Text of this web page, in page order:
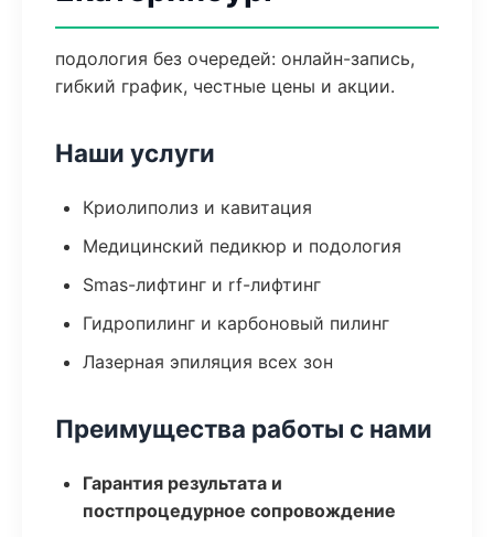
подология без очередей: онлайн-запись,
гибкий график, честные цены и акции.
Наши услуги
Криолиполиз и кавитация
Медицинский педикюр и подология
Smas-лифтинг и rf-лифтинг
Гидропилинг и карбоновый пилинг
Лазерная эпиляция всех зон
Преимущества работы с нами
Гарантия результата и
постпроцедурное сопровождение